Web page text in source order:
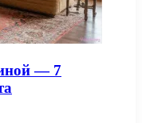
— 7